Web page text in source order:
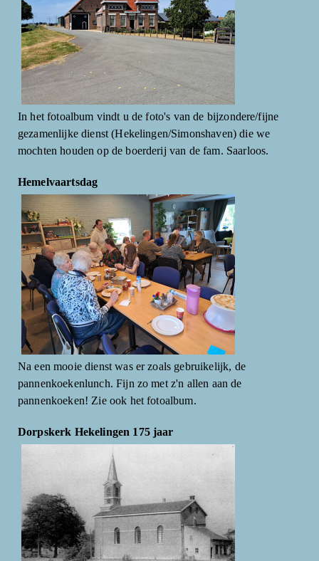
In het fotoalbum vindt u de foto's van de bijzondere/fijne
gezamenlijke dienst (Hekelingen/Simonshaven) die we
mochten houden op de boerderij van de fam. Saarloos.
Hemelvaartsdag
Na een mooie dienst was er zoals gebruikelijk, de
pannenkoekenlunch. Fijn zo met z'n allen aan de
pannenkoeken! Zie ook het fotoalbum.
Dorpskerk Hekelingen 175 jaar